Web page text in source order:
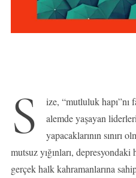
S
ize, “mutluluk hapı”nı
alemde yaşayan
yapacaklarının sınırı
mutsuz yığınları,
gerçek halk kahramanlarına